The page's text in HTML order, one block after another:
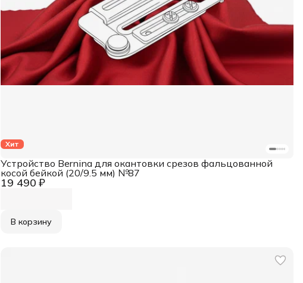
Хит
19 490 ₽
Устройство Bernina для окантовки срезов фальцованной
косой бейкой (20/9.5 мм) №87
В корзину